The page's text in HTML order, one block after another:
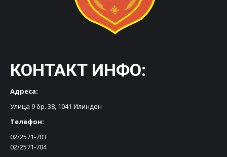
КОНТАКТ ИНФО:
Адреса:
Улица 9 бр. 38, 1041 Илинден
Телефон:
02/2571-703
02/2571-704